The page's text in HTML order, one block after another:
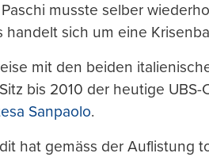
musste selber
handelt sich um eine
mit den beiden
bis 2010 der heutige
Sanpaolo.
hat gemäss der Auflistung